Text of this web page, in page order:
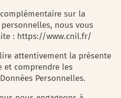
sur la
nous vous
: https://www.cnil.fr/
lire attentivement la présente
et comprendre les
Personnelles.